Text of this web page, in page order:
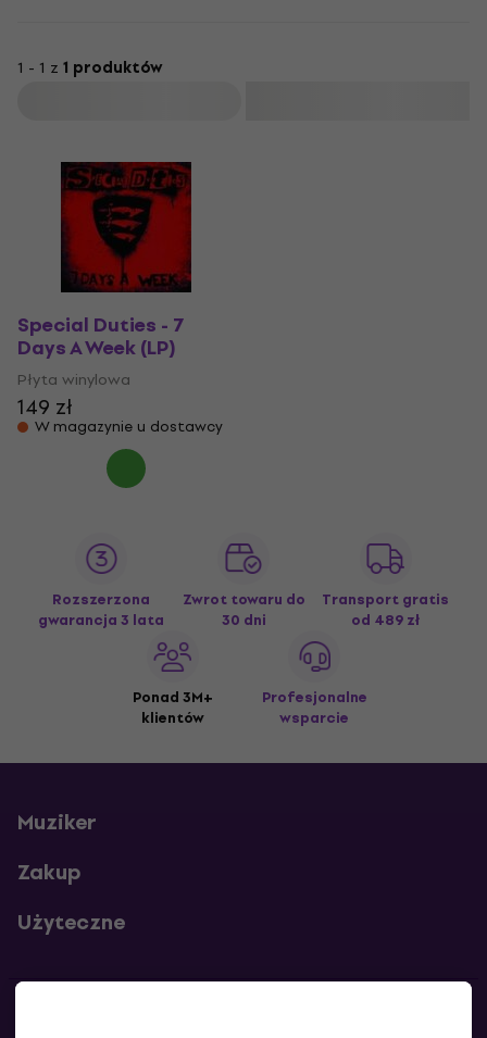
1 - 1 z 1 produktów
Special Duties - 7
Days A Week (LP)
Płyta winylowa
149 zł
W magazynie u dostawcy
Rozszerzona
gwarancja 3 lata
Zwrot towaru do
30 dni
Transport gratis
od 489 zł
Ponad 3M+
klientów
Profesjonalne
wsparcie
Muziker
Zakup
Użyteczne